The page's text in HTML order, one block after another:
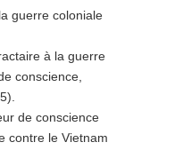
guerre coloniale
à la guerre
conscience,
de conscience
contre le Vietnam